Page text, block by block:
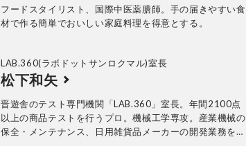
フードスタイリスト、国際中医薬膳師。手の届きやすい食
材で作る簡単でおいしい家庭料理を得意とする。
LAB.360(ラボドットサンロクマル)室長
松下和矢
晋遊舎のテスト専門機関「LAB.360」室長。年間2100点
以上の商品テストを行うプロ。機械工学専攻。産業機械の
保全・メンテナンス、日用雑貨品メーカーの開発業務を経